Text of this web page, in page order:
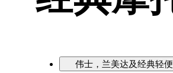
伟士，兰美达及经典轻